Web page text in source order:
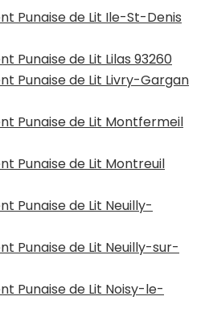
Punaise de Lit Ile-St-Denis
Punaise de Lit Lilas 93260
Punaise de Lit Livry-Gargan
Punaise de Lit Montfermeil
Punaise de Lit Montreuil
Punaise de Lit Neuilly-
Punaise de Lit Neuilly-sur-
Punaise de Lit Noisy-le-